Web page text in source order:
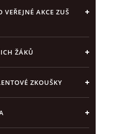
VEŘEJNÉ AKCE ZUŠ
ŽÁKŮ
ZKOUŠKY